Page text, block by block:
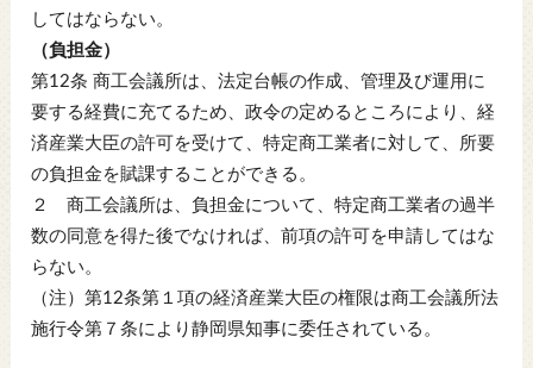
してはならない。
（負担金）
第12条 商工会議所は、法定台帳の作成、管理及び運用に
要する経費に充てるため、政令の定めるところにより、経
済産業大臣の許可を受けて、特定商工業者に対して、所要
の負担金を賦課することができる。
２ 商工会議所は、負担金について、特定商工業者の過半
数の同意を得た後でなければ、前項の許可を申請してはな
らない。
（注）第12条第１項の経済産業大臣の権限は商工会議所法
施行令第７条により静岡県知事に委任されている。